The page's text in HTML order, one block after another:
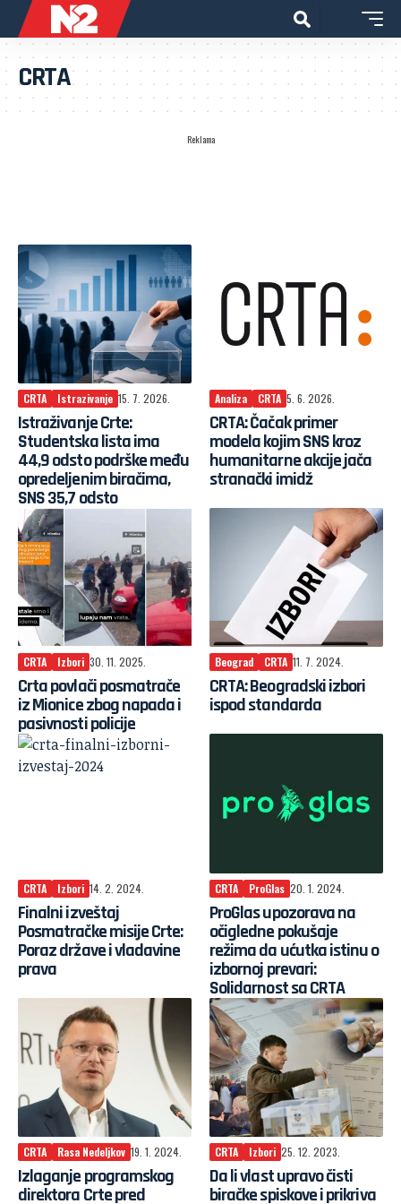
CRTA
Reklama
CRTA Istrazivanje 15. 7. 2026.
Istraživanje Crte:
Studentska lista ima
44,9 odsto podrške među
opredeljenim biračima,
SNS 35,7 odsto
Analiza CRTA 5. 6. 2026.
CRTA: Čačak primer
modela kojim SNS kroz
humanitarne akcije jača
stranački imidž
CRTA Izbori 30. 11. 2025.
Crta povlači posmatrače
iz Mionice zbog napada i
pasivnosti policije
Beograd CRTA 11. 7. 2024.
CRTA: Beogradski izbori
ispod standarda
CRTA Izbori 14. 2. 2024.
Finalni izveštaj
Posmatračke misije Crte:
Poraz države i vladavine
prava
CRTA ProGlas 20. 1. 2024.
ProGlas upozorava na
očigledne pokušaje
režima da ućutka istinu o
izbornoj prevari:
Solidarnost sa CRTA
CRTA Rasa Nedeljkov 19. 1. 2024.
Izlaganje programskog
direktora Crte pred
CRTA Izbori 25. 12. 2023.
Da li vlast upravo čisti
biračke spiskove i prikriva